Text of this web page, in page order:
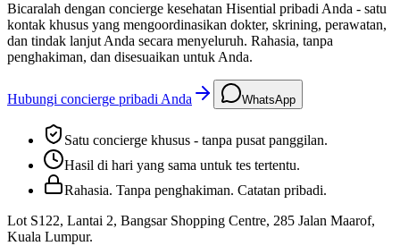
Bicaralah dengan concierge kesehatan Hisential pribadi Anda - satu
kontak khusus yang mengoordinasikan dokter, skrining, perawatan,
dan tindak lanjut Anda secara menyeluruh. Rahasia, tanpa
penghakiman, dan disesuaikan untuk Anda.
Hubungi concierge pribadi Anda WhatsApp
Satu concierge khusus - tanpa pusat panggilan.
Hasil di hari yang sama untuk tes tertentu.
Rahasia. Tanpa penghakiman. Catatan pribadi.
Lot S122, Lantai 2, Bangsar Shopping Centre, 285 Jalan Maarof,
Kuala Lumpur.